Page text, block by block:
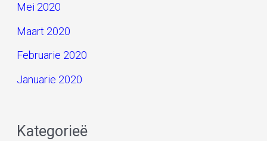
Mei 2020
Maart 2020
Februarie 2020
Januarie 2020
Kategorieë